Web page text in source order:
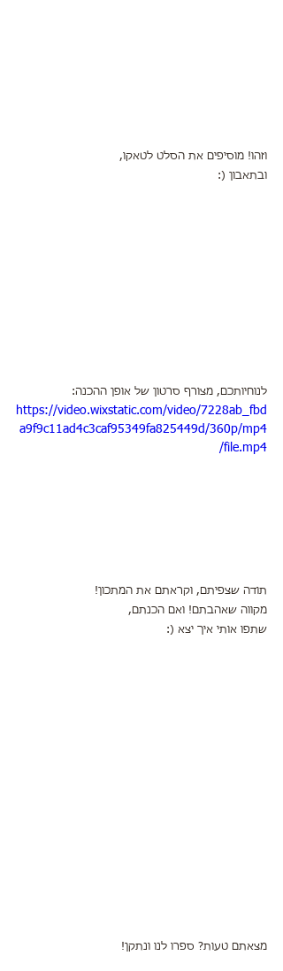
וזהו! מוסיפים את הסלט לטאקו,
ובתאבון (:
לנוחיותכם, מצורף סרטון של אופן ההכנה:
https://video.wixstatic.com/video/7228ab_fbd
a9f9c11ad4c3caf95349fa825449d/360p/mp4
/file.mp4
תודה שצפיתם, וקראתם את המתכון!
מקווה שאהבתם! ואם הכנתם,
שתפו אותי איך יצא (:
מצאתם טעות? ספרו לנו ונתקן!